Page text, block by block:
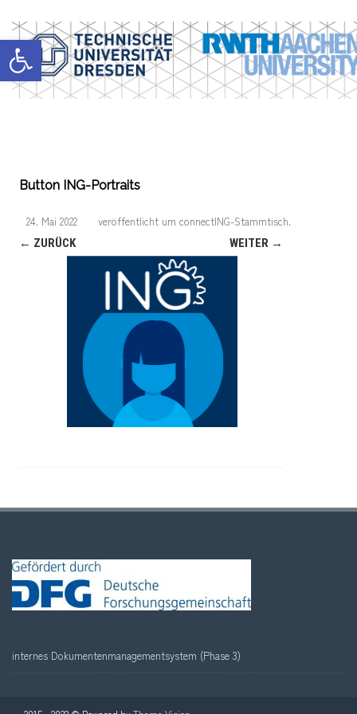
Werkzeugleiste öffnen
Button ING-Portraits
veröffentlicht
24. Mai 2022 um connectING-Stammtisch.
← ZURÜCK WEITER →
internes Dokumentenmanagementsystem (Phase 3)